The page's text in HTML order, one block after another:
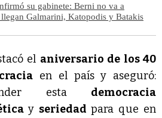
su gabinete: Berni no va a
Galmarini, Katopodis y Batakis
el aniversario de los 40
en el país y aseguró:
esta democracia
y seriedad para que en